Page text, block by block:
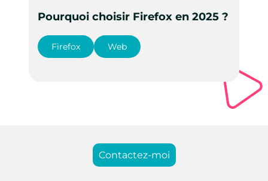
Pourquoi choisir Firefox en 2025 ?
Firefox Web
Contactez-moi